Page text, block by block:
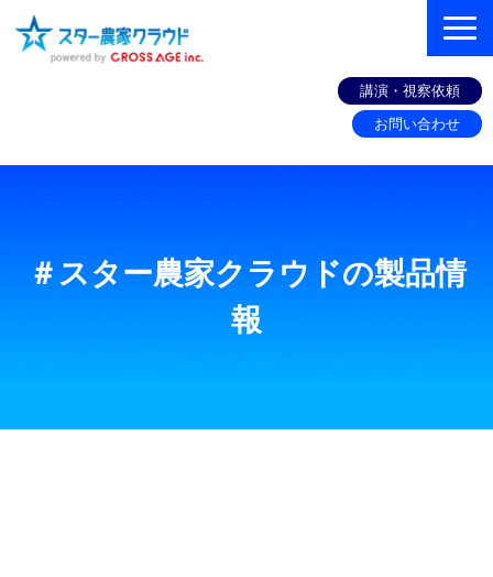
講演・視察依頼
お問い合わせ
お客様の声
セミナー
＃スター農家クラウドの製品情
報